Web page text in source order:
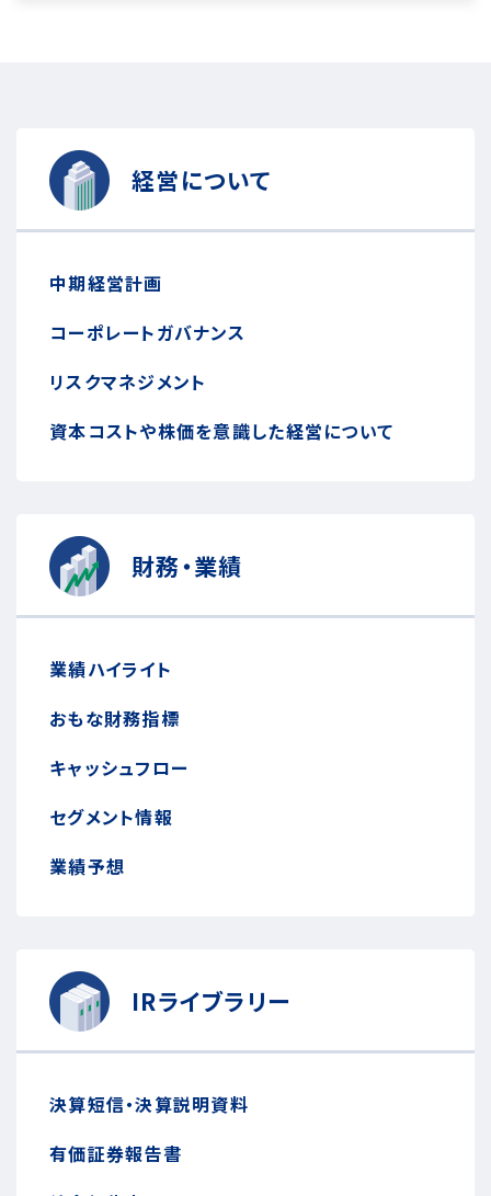
経営について
中期経営計画
コーポレートガバナンス
リスクマネジメント
資本コストや株価を意識した経営について
財務・業績
業績ハイライト
おもな財務指標
キャッシュフロー
セグメント情報
業績予想
IRライブラリー
決算短信・決算説明資料
有価証券報告書